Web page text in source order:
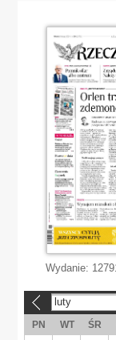
Wydanie:
luty
PN WT ŚR